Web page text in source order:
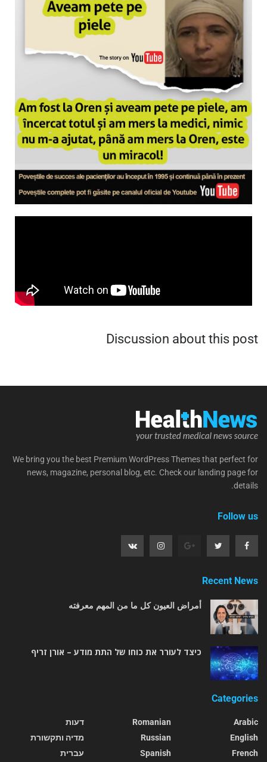
Discussion about this post
We bring you the best Premium WordPress Themes that perfect for
news, magazine, personal blog, etc. Check our landing page for
details.
Follow us
Recent News
أمراض العيون كل ما من المهم معرفته
כיצד לעורר את כוחו של התת מודע – אורן זריף
Categories
Arabic
English
French
Romanian
Russian
Spanish
דעות
מדיה ותקשורת
עברית